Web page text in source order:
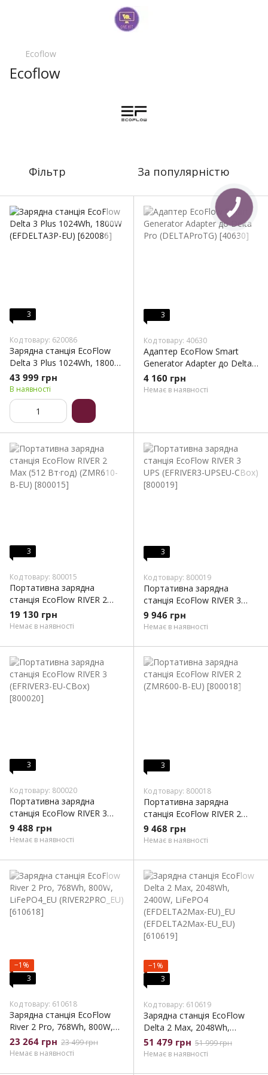
Ecoflow
Ecoflow
Фільтр За популярністю
3
Код товару: 620086
Зарядна станція EcoFlow
Delta 3 Plus 1024Wh, 1800W
(EFDELTA3P-EU)
43 999 грн
В наявності
3
Код товару: 40630
Адаптер EcoFlow Smart
Generator Adapter до Delta
Pro (DELTAProTG)
4 160 грн
Немає в наявності
3
Код товару: 800015
Портативна зарядна
станція EcoFlow RIVER 2
Max (512 Вт·год) (ZMR610-
B-EU)
19 130 грн
Немає в наявності
3
Код товару: 800019
Портативна зарядна
станція EcoFlow RIVER 3
UPS (EFRIVER3-UPSEU-CBox)
9 946 грн
Немає в наявності
3
Код товару: 800020
Портативна зарядна
станція EcoFlow RIVER 3
(EFRIVER3-EU-CBox)
9 488 грн
Немає в наявності
3
Код товару: 800018
Портативна зарядна
станція EcoFlow RIVER 2
(ZMR600-B-EU)
9 468 грн
Немає в наявності
−1%
3
Код товару: 610618
Зарядна станція EcoFlow
River 2 Pro, 768Wh, 800W,
LiFePO4_EU (RIVER2PRO_EU)
23 264 грн 23 499 грн
Немає в наявності
−1%
3
Код товару: 610619
Зарядна станція EcoFlow
Delta 2 Max, 2048Wh,
2400W, LiFePO4
(EFDELTA2Max-EU)_EU
51 479 грн 51 999 грн
Немає в наявності